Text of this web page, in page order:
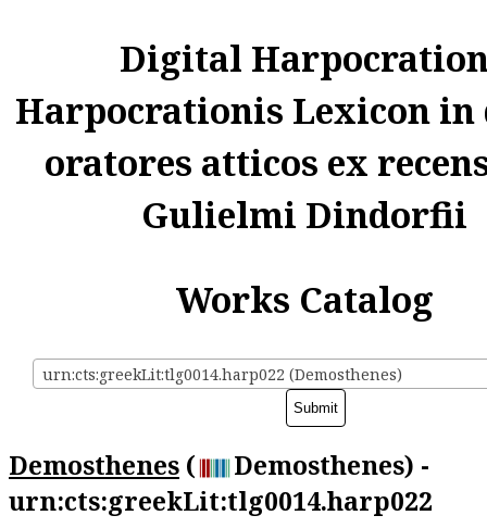
Digital
Harpocrationis Lexicon in
oratores atticos ex
Gulielmi Dindorfii
Works Catalog
urn:cts:greekLit:tlg0014.harp022 (Demosthenes)
Demosthenes (
Demosthenes) -
urn:cts:greekLit:tlg0014.harp022